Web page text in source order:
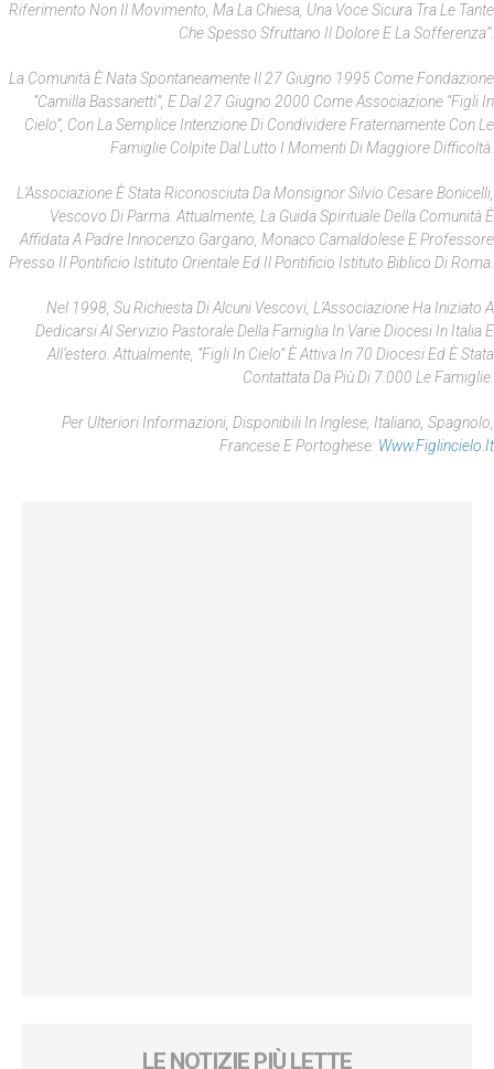
Riferimento Non Il Movimento, Ma La Chiesa, Una Voce Sicura Tra Le Tante
Che Spesso Sfruttano Il Dolore E La Sofferenza”.
La Comunità È Nata Spontaneamente Il 27 Giugno 1995 Come Fondazione
“Camilla Bassanetti”, E Dal 27 Giugno 2000 Come Associazione “Figli In
Cielo”, Con La Semplice Intenzione Di Condividere Fraternamente Con Le
Famiglie Colpite Dal Lutto I Momenti Di Maggiore Difficoltà.
L’Associazione È Stata Riconosciuta Da Monsignor Silvio Cesare Bonicelli,
Vescovo Di Parma. Attualmente, La Guida Spirituale Della Comunità È
Affidata A Padre Innocenzo Gargano, Monaco Camaldolese E Professore
Presso Il Pontificio Istituto Orientale Ed Il Pontificio Istituto Biblico Di Roma.
Nel 1998, Su Richiesta Di Alcuni Vescovi, L’Associazione Ha Iniziato A
Dedicarsi Al Servizio Pastorale Della Famiglia In Varie Diocesi In Italia E
All’estero. Attualmente, “Figli In Cielo” È Attiva In 70 Diocesi Ed È Stata
Contattata Da Più Di 7.000 Le Famiglie.
Per Ulteriori Informazioni, Disponibili In Inglese, Italiano, Spagnolo,
Francese E Portoghese: Www.figlincielo.it
LE NOTIZIE PIÙ LETTE